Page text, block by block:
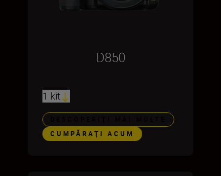
D850
1 kit
CUMPĂRAŢI ACUM